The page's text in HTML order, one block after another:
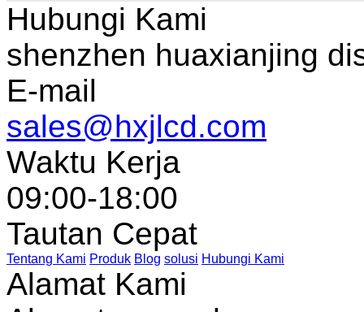
Hubungi Kami
shenzhen huaxianjing
E-mail
sales@hxjlcd.com
Waktu Kerja
09:00-18:00
Tautan Cepat
Tentang Kami Produk Blog solusi Hubungi Kami
Alamat Kami